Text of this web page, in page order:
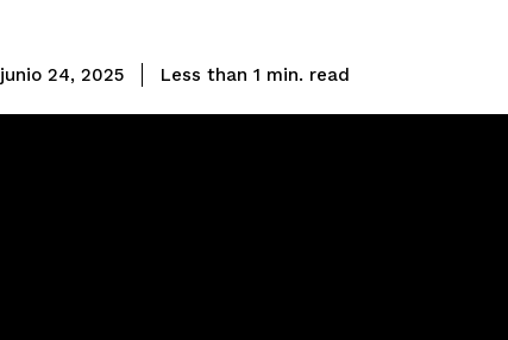
junio 24, 2025 Less than 1 min. read